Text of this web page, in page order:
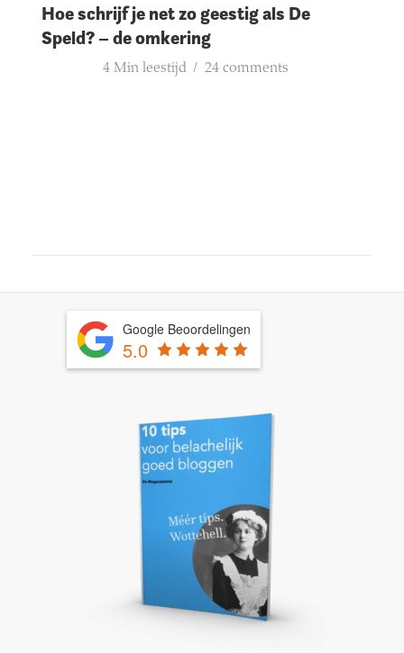
Hoe schrijf je net zo geestig als De
Speld? – de omkering
4 Min leestijd 24 comments
Google Beoordelingen
5.0